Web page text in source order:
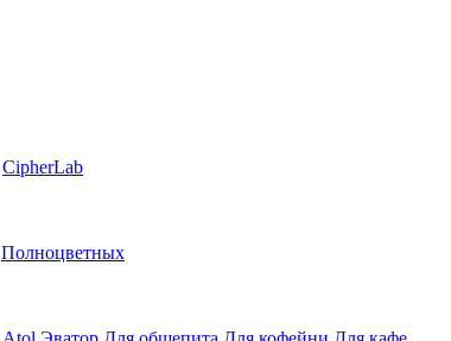
CipherLab
Полноцветных